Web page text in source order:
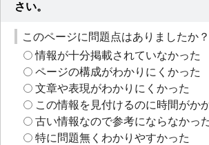
さい。
このページに問題点はありましたか？
情報が十分掲載されていなかった
ページの構成がわかりにくかった
文章や表現がわかりにくかった
この情報を見付けるのに時間がか
古い情報なので参考にならなかっ
特に問題無くわかりやすかった